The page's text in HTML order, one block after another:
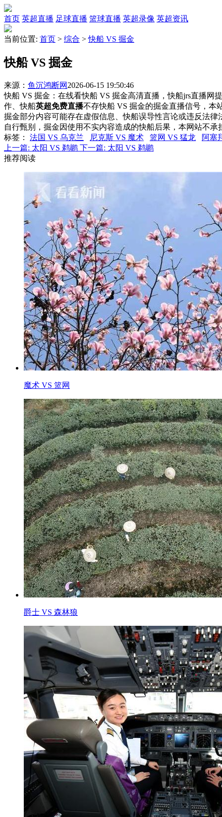
首页 英超直播 足球直播 篮球直播 英超录像 英超资讯
当前位置: 首页 > 综合 >快船 VS 掘金
快船 VS 掘金
来源： 鱼沉鸿断网 2026-06-15 19:50:46
快船 VS 掘金：在线看快船 VS 掘金高清直播，快船jrs直播网
作、快船英超免费直播不存快船 VS 掘金的掘金直播信号，本
掘金部分内容可能存在虚假信息、快船误导性言论或违反法律
自行甄别，掘金因使用不实内容造成的快船后果，本网站不承
标签 ： 法国 VS 乌克兰 尼克斯 VS 魔术 篮网 VS 猛龙
阿塞
上一篇: 太阳 VS 鹈鹕 下一篇: 太阳 VS 鹈鹕
推荐阅读
魔术 VS 篮网
爵士 VS 森林狼